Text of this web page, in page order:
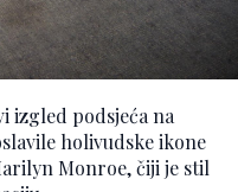
izgled podsjeća na
holivudske ikone
Monroe, čiji je stil